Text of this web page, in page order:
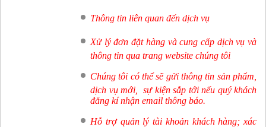
Thông tin liên quan đến dịch vụ
Xử lý đơn đặt hàng và cung cấp dịch vụ và
thông tin qua trang website chúng tôi
Chúng tôi có thể sẽ gửi thông tin sản phẩm,
dịch vụ mới, sự kiện sắp tới nếu quý khách
đăng kí nhận email thông báo.
Hỗ trợ quản lý tài khoản khách hàng; xác